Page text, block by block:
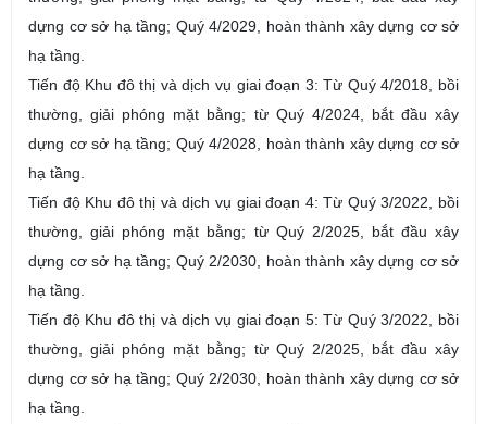
dựng cơ sở hạ tầng; Quý 4/2029, hoàn thành xây dựng cơ sở
hạ tầng.
Tiến độ Khu đô thị và dịch vụ giai đoạn 3: Từ Quý 4/2018, bồi
thường, giải phóng mặt bằng; từ Quý 4/2024, bắt đầu xây
dựng cơ sở hạ tầng; Quý 4/2028, hoàn thành xây dựng cơ sở
hạ tầng.
Tiến độ Khu đô thị và dịch vụ giai đoạn 4: Từ Quý 3/2022, bồi
thường, giải phóng mặt bằng; từ Quý 2/2025, bắt đầu xây
dựng cơ sở hạ tầng; Quý 2/2030, hoàn thành xây dựng cơ sở
hạ tầng.
Tiến độ Khu đô thị và dịch vụ giai đoạn 5: Từ Quý 3/2022, bồi
thường, giải phóng mặt bằng; từ Quý 2/2025, bắt đầu xây
dựng cơ sở hạ tầng; Quý 2/2030, hoàn thành xây dựng cơ sở
hạ tầng.